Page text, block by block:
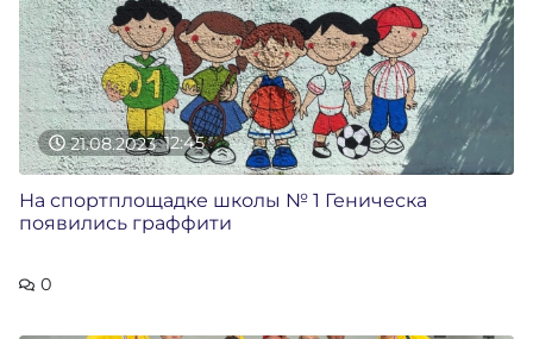
21.08.2023 12:45
На спортплощадке школы № 1 Геническа
появились граффити
0